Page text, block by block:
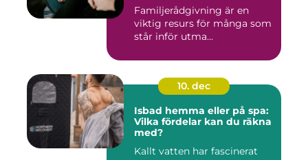
Familjerådgivning är en
viktig resurs för många som
står inför utma...
10. dec
Isbad hemma eller på spa:
Vilka fördelar kan du räkna
med?
Kallt vatten har fascinerat